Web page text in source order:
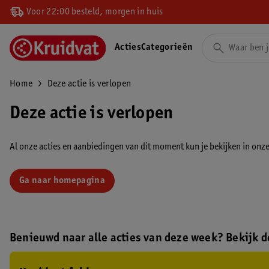
Voor 22:00 besteld, morgen in huis
ActiesCategorieën
Home Deze actie is verlopen
Deze actie is verlopen
Al onze acties en aanbiedingen van dit moment kun je bekijken in
Ga naar homepagina
Benieuwd naar alle acties van deze week? Bekijk